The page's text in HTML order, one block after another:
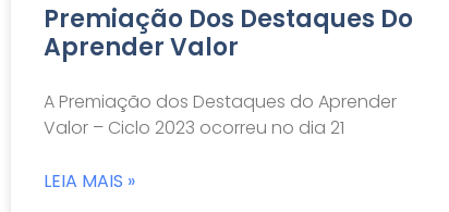
Premiação Dos Destaques Do
Aprender Valor
A Premiação dos Destaques do Aprender
Valor – Ciclo 2023 ocorreu no dia 21
LEIA MAIS »